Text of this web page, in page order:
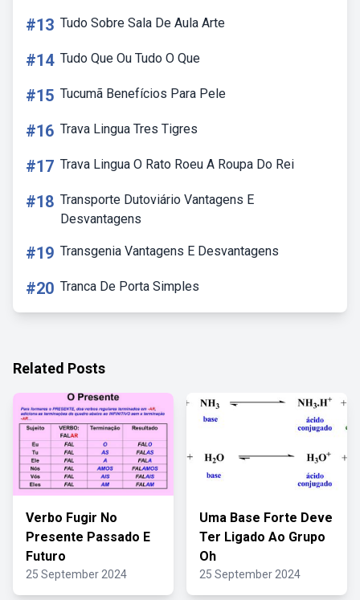
#13 Tudo Sobre Sala De Aula Arte
#14 Tudo Que Ou Tudo O Que
#15 Tucumã Benefícios Para Pele
#16 Trava Lingua Tres Tigres
#17 Trava Lingua O Rato Roeu A Roupa Do Rei
#18 Transporte Dutoviário Vantagens E
Desvantagens
#19 Transgenia Vantagens E Desvantagens
#20 Tranca De Porta Simples
Related Posts
Verbo Fugir No
Presente Passado E
Futuro
25 September 2024
Uma Base Forte Deve
Ter Ligado Ao Grupo
Oh
25 September 2024